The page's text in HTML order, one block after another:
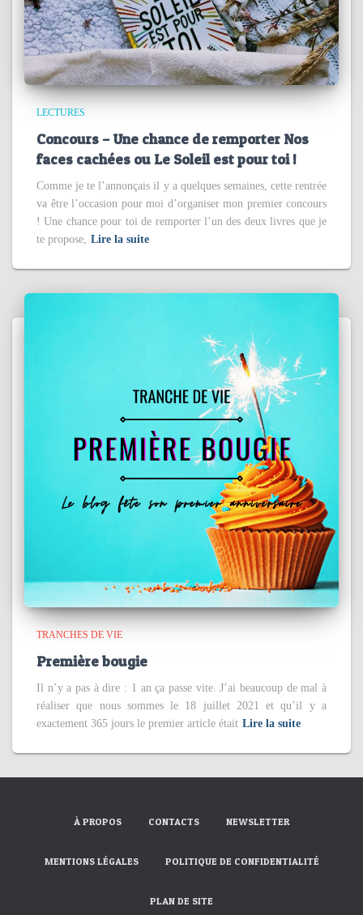
LECTURES
Concours – Une chance de remporter Nos
faces cachées ou Le Soleil est pour toi !
Comme je te l’annonçais il y a quelques semaines, cette rentrée
va être l’occasion pour moi d’organiser mon premier concours
! Une chance pour toi de remporter l’un des deux livres que je
te propose, Lire la suite
TRANCHES DE VIE
Première bougie
Il n’y a pas à dire : 1 an ça passe vite. J’ai beaucoup de mal à
réaliser que nous sommes le 18 juillet 2021 et qu’il y a
exactement 365 jours le premier article était Lire la suite
À PROPOS CONTACTS NEWSLETTER
MENTIONS LÉGALES POLITIQUE DE CONFIDENTIALITÉ
PLAN DE SITE